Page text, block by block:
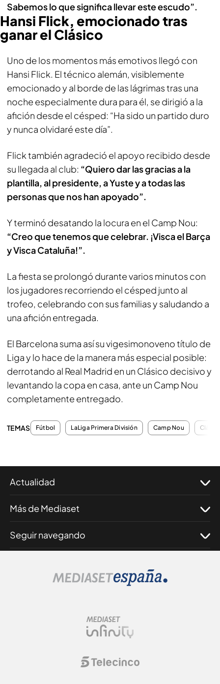
Sabemos lo que significa llevar este escudo”.
Hansi Flick, emocionado tras
ganar el Clásico
Uno de los momentos más emotivos llegó con
Hansi Flick. El técnico alemán, visiblemente
emocionado y al borde de las lágrimas tras una
noche especialmente dura para él, se dirigió a la
afición desde el césped: “Ha sido un partido duro
y nunca olvidaré este día”.
Flick también agradeció el apoyo recibido desde
su llegada al club: “Quiero dar las gracias a la
plantilla, al presidente, a Yuste y a todas las
personas que nos han apoyado”.
Y terminó desatando la locura en el Camp Nou:
“Creo que tenemos que celebrar. ¡Visca el Barça
y Visca Cataluña!”.
La fiesta se prolongó durante varios minutos con
los jugadores recorriendo el césped junto al
trofeo, celebrando con sus familias y saludando a
una afición entregada.
El Barcelona suma así su vigesimonoveno título de
Liga y lo hace de la manera más especial posible:
derrotando al Real Madrid en un Clásico decisivo y
levantando la copa en casa, ante un Camp Nou
completamente entregado.
TEMAS Fútbol LaLiga Primera División Camp Nou
Actualidad
Más de Mediaset
Seguir navegando